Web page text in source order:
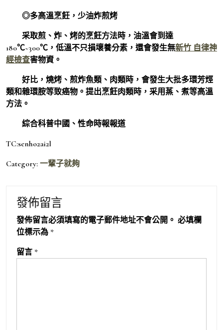
◎多高溫烹飪，少油炸煎烤
采取煎、炸、烤的烹飪方法時，油溫會到達
180℃~300℃，低溫不只損壞養分素，還會發生無新竹 自律神
經檢查害物資。
好比，燒烤、煎炸魚類、肉類時，會發生大批多環芳烴
類和雜環胺等致癌物。提出烹飪肉類時，采用蒸、煮等高溫
方法。
綜合科普中國、性命時報報道
TC:senho2ai2l
Category: 一輩子就夠
發佈留言
發佈留言必須填寫的電子郵件地址不會公開。 必填欄
位標示為 *
留言 *